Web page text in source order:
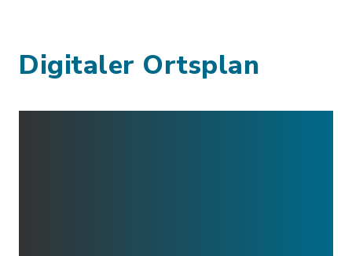
Digitaler Ortsplan